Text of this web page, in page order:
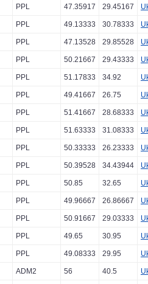
PPL 47.35917 29.45167
PPL 49.13333 30.78333
PPL 47.13528 29.85528
PPL 50.21667 29.43333
PPL 51.17833 34.92
PPL 49.41667 26.75
PPL 51.41667 28.68333
PPL 51.63333 31.08333
PPL 50.33333 26.23333
PPL 50.39528 34.43944
PPL 50.85 32.65
PPL 49.96667 26.86667
PPL 50.91667 29.03333
PPL 49.65 30.95
PPL 49.08333 29.95
ADM2 56 40.5